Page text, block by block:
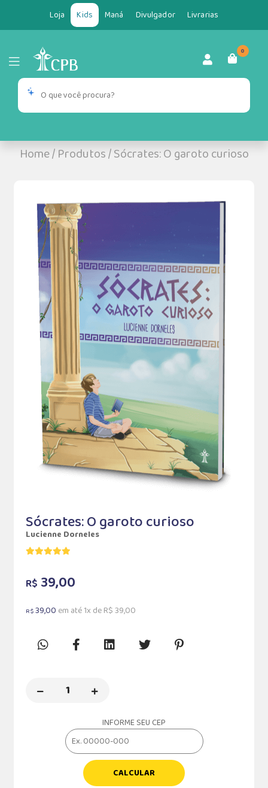
Loja Kids Maná Divulgador Livrarias
0
Home/Produtos/Sócrates: O garoto curioso
Sócrates: O garoto curioso
Lucienne Dorneles
R$ 39,00
R$39,00 em até 1x de R$ 39,00
INFORME SEU CEP
CALCULAR